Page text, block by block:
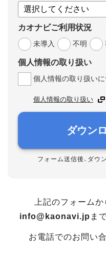
カオナビご利用状況
未導入
不明
個人情報の取り扱い
個人情報の取り扱いに
個人情報の取り扱い
ダウン
フォーム送信後、ダウ
上記のフォームか
info@kaonavi.jp ま
お電話でのお問い